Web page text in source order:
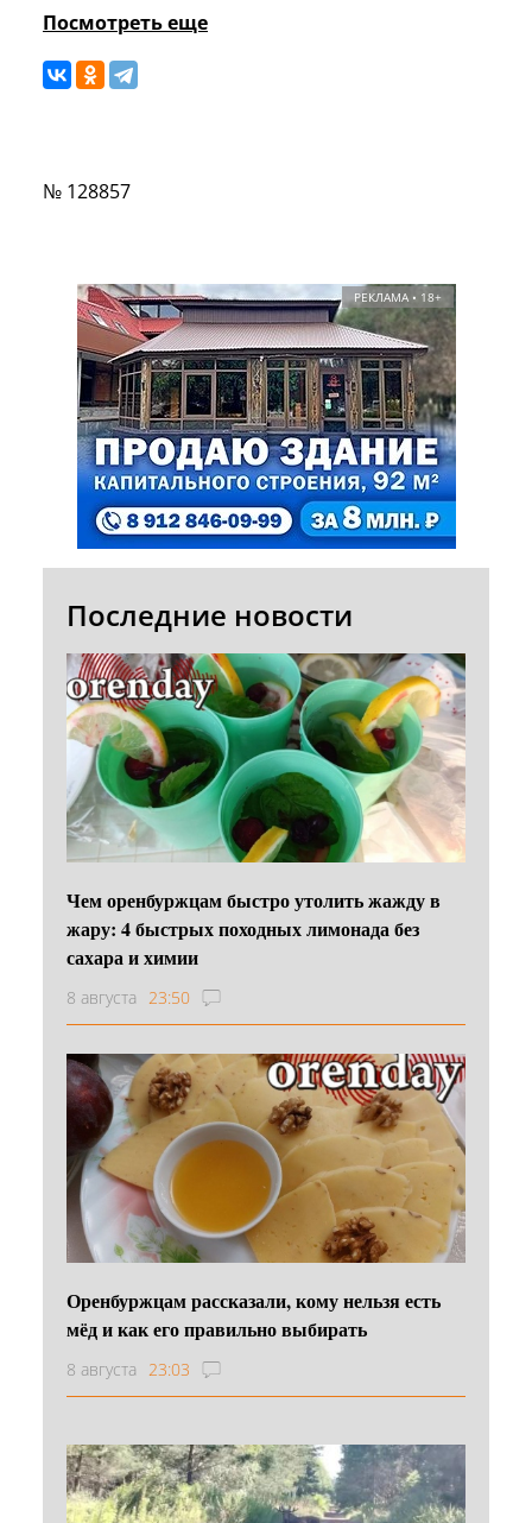
Посмотреть еще
№ 128857
РЕКЛАМА • 18+
Последние новости
Чем оренбуржцам быстро утолить жажду в
жару: 4 быстрых походных лимонада без
сахара и химии
8 августа 23:50
Оренбуржцам рассказали, кому нельзя есть
мёд и как его правильно выбирать
8 августа 23:03